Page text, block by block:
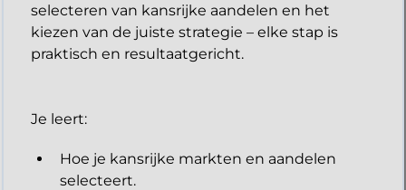
selecteren van kansrijke aandelen en het
kiezen van de juiste strategie – elke stap is
praktisch en resultaatgericht.
​Je leert:
Hoe je kansrijke markten en aandelen
selecteert.